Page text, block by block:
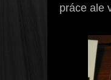
práce ale